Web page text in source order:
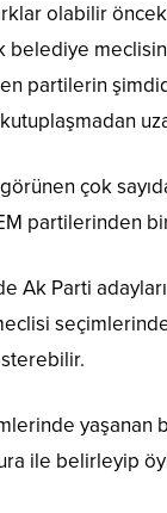
olabilir
belediye
partilerin
kutuplaşmadan
görünen çok
partilerinden
Ak Parti
yaşanan
ile belirleyip